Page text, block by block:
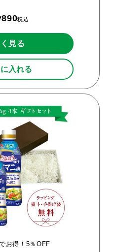
890税込
見る
入れる
お得！5％OFF